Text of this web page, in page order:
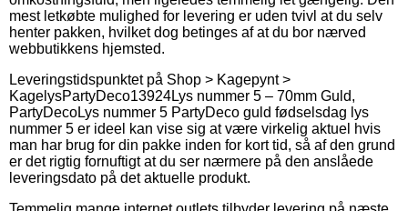
mest letkøbte mulighed for levering er uden tvivl at du selv
henter pakken, hvilket dog betinges af at du bor nærved
webbutikkens hjemsted.
Leveringstidspunktet på Shop > Kagepynt >
KagelysPartyDeco13924Lys nummer 5 – 70mm Guld,
PartyDecoLys nummer 5 PartyDeco guld fødselsdag lys
nummer 5 er ideel kan vise sig at være virkelig aktuel hvis
man har brug for din pakke inden for kort tid, så af den grund
er det rigtig fornuftigt at du ser nærmere på den anslåede
leveringsdato på det aktuelle produkt.